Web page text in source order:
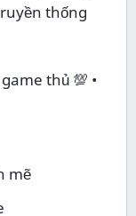
thống
thủ 💯 •
mẽ